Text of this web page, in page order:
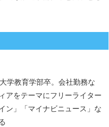
学教育学部卒。会社勤務な
アをテーマにフリーライター
ン」「マイナビニュース」な